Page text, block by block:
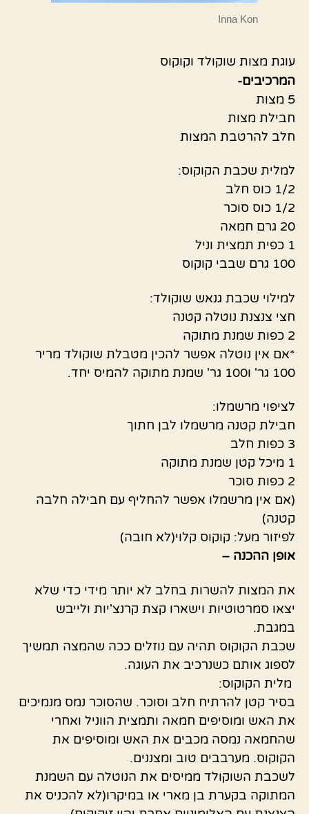
Inna Kon
עוגת מצות שוקולד וקוקוס
המרכיבים-
5 מצות
חבילת מצות
חלב להרטבת המצות
למלית שכבת הקוקוס:
1/2 כוס חלב
1/2 כוס סוכר
20 גרם חמאה
1 כפית תמצית וניל
100 גרם שבבי קוקוס
למילוי שכבת גנאש שוקולד:
חצי צנצנת נוטלה קטנה
2 כפות שמנת מתוקה
*אם אין נוטלה אפשר להכין מטבלת שוקולד מריר
100 גר' ו100 גר' שמנת מתוקה להמיס יחד.
לציפוי מרשמלו:
חבילת קטנה מרשמלו לבן חתוך
3 כפות חלב
1 מיכל קטן שמנת מתוקה
2 כפות סוכר
(אם אין מרשמלו אפשר להחליף עם חבילה חלבה
קטנה)
לפיזור מעל: קוקוס קלוי(לא חובה)
אופן ההכנה –
את המצות להשרות בחלב לא יותר מידי כדי שלא
יצאו סמרטוטיות וישארו קצת קרנצ'יות ולייבש
במגבת.
שכבת הקוקוס תהיה עם נוזלים ככה שהמצה תמשיך
לספוג אותם כשנרכיב את העוגה.
מלית הקוקוס:
בסיר קטן להרתיח חלב וסוכר. שהסוכר נמס מנמיכים
את האש ומוסיפים חמאה ותמצית הווניל ואחרי
שהחמאה נמסה מכבים את האש ומוסיפים את
הקוקוס. מערבבים טוב ומצננים.
לשכבת השוקולד ממיסים את הנוטלה עם השמנת
המתוקה בקערת בן מארי או במיקרו(לא להכניס את